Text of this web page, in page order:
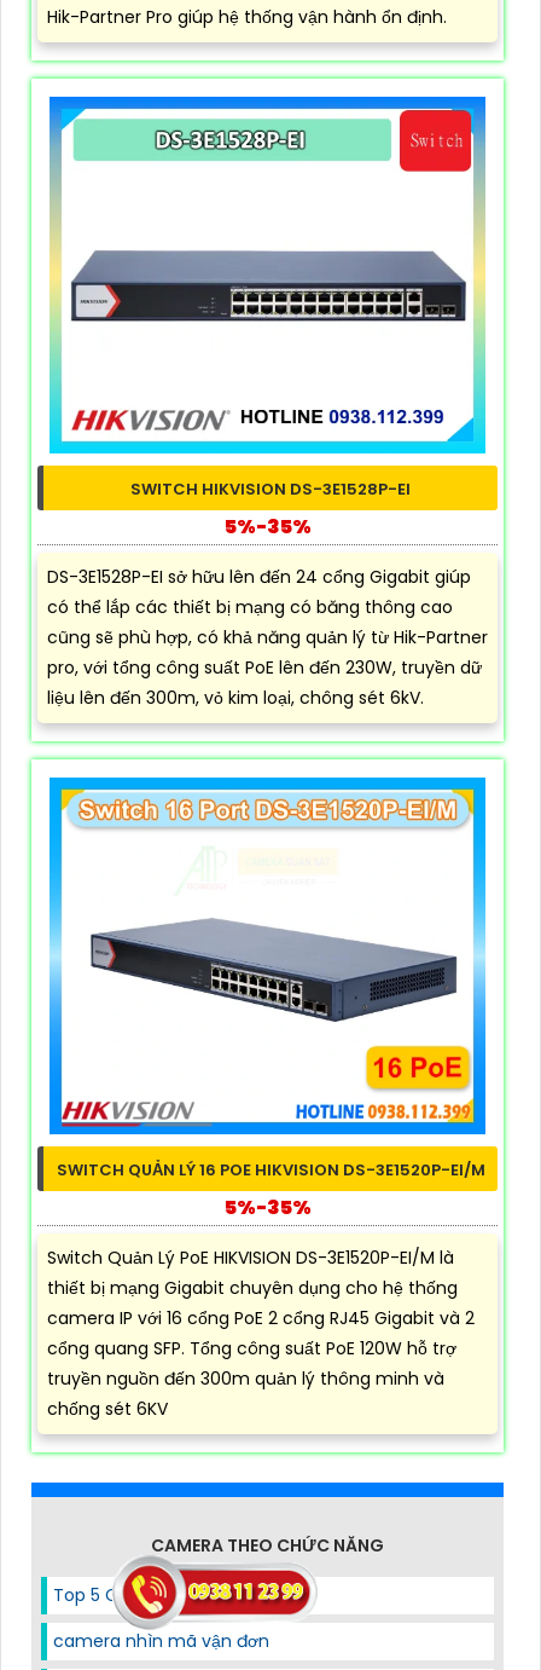
Hik-Partner Pro giúp hệ thống vận hành ổn định.
SWITCH HIKVISION DS-3E1528P-EI
5%-35%
DS-3E1528P-EI sở hữu lên đến 24 cổng Gigabit giúp
có thể lắp các thiết bị mạng có băng thông cao
cũng sẽ phù hợp, có khả năng quản lý từ Hik-Partner
pro, với tổng công suất PoE lên đến 230W, truyền dữ
liệu lên đến 300m, vỏ kim loại, chông sét 6kV.
SWITCH QUẢN LÝ 16 POE HIKVISION DS-3E1520P-EI/M
5%-35%
Switch Quản Lý PoE HIKVISION DS-3E1520P-EI/M là
thiết bị mạng Gigabit chuyên dụng cho hệ thống
camera IP với 16 cổng PoE 2 cổng RJ45 Gigabit và 2
cổng quang SFP. Tổng công suất PoE 120W hỗ trợ
truyền nguồn đến 300m quản lý thông minh và
chống sét 6KV
CAMERA THEO CHỨC NĂNG
Top 5 Camera 2 Mắt Nên Mua
camera nhìn mã vận đơn